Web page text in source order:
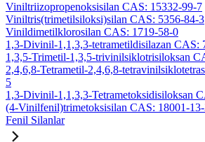
Viniltriizopropenoksisilan CAS: 15332-99-7
Viniltris(trimetilsiloksi)silan CAS: 5356-84-3
Vinildimetilklorosilan CAS: 1719-58-0
1,3-Divinil-1,1,3,3-tetrametildisilazan CAS:
1,3,5-Trimetil-1,3,5-trivinilsiklotrisiloksan
2,4,6,8-Tetrametil-2,4,6,8-
5
1,3-Divinil-1,1,3,3-Tetrametoksidisiloksan
(4-Vinilfenil)trimetoksisilan CAS: 18001-
Fenil Silanlar